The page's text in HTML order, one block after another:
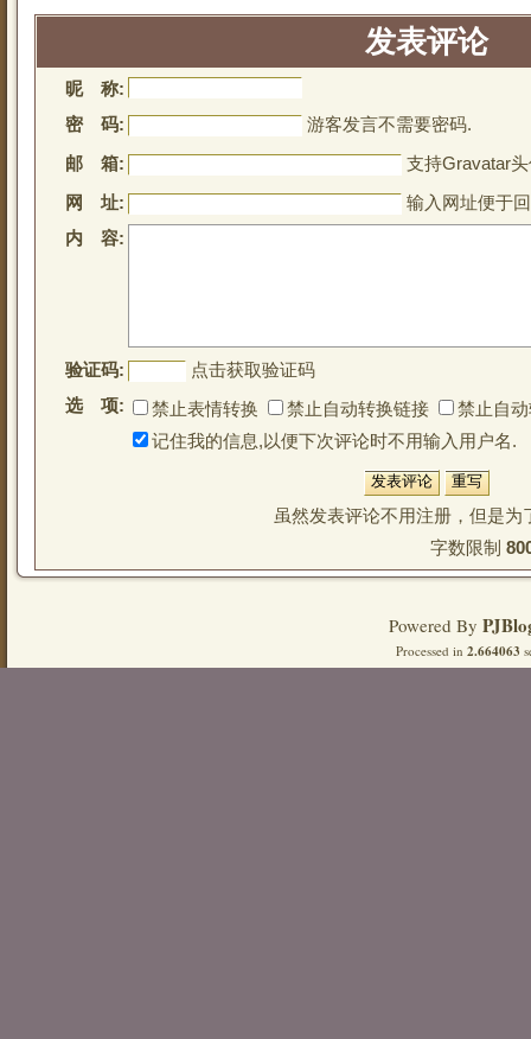
发表评论
昵 称:
密 码:
游客发言不需要密码.
邮 箱:
支持Gravatar
网 址:
输入网址便于
内 容:
验证码:
点击获取验证码
选 项:
禁止表情转换 禁止自动转换链接
禁止自
记住我的信息,以便下次评论时不用输入用户名.
虽然发表评论不用注册，但是
字数限制
Powered By
Processed in 2.664063